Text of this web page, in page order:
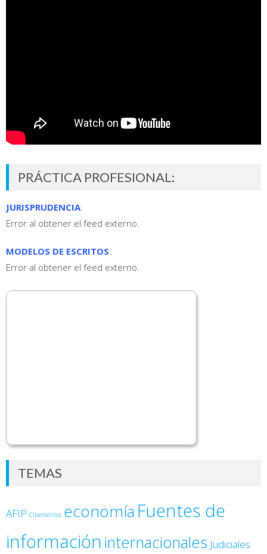
PRÁCTICA PROFESIONAL:
JURISPRUDENCIA:
Error al obtener el feed externo.
MODELOS DE ESCRITOS:
Error al obtener el feed externo.
TEMAS
AFIP Ciberdelitos economía Fuentes de
información internacionales Judiciales